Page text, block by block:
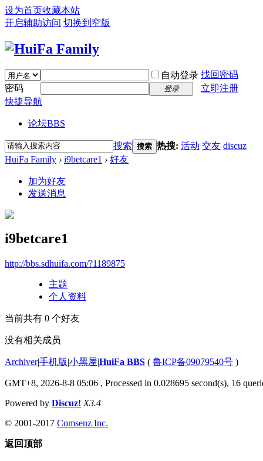
设为首页收藏本站
开启辅助访问 切换到窄版
自动登录 找回密码
密码
登录
立即注册
快捷导航
论坛BBS
搜索 搜索 热搜: 活动 交友 discuz
HuiFa Family › i9betcare1 › 好友
加为好友
发送消息
i9betcare1
http://bbs.sdhuifa.com/?1189875
主题
个人资料
当前共有 0 个好友
没有相关成员
Archiver|手机版|小黑屋|HuiFa BBS ( 鲁ICP备09079540号 )
GMT+8, 2026-8-8 05:06 , Processed in 0.028695 second(s), 16
Powered by Discuz! X3.4
© 2001-2017 Comsenz Inc.
返回顶部